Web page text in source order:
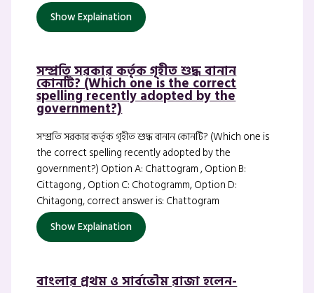
Show Explaination
সম্প্রতি সরকার কর্তৃক গৃহীত শুদ্ধ বানান
কোনটি? (Which one is the correct
spelling recently adopted by the
government?)
সম্প্রতি সরকার কর্তৃক গৃহীত শুদ্ধ বানান কোনটি? (Which one is
the correct spelling recently adopted by the
government?) Option A: Chattogram , Option B:
Cittagong , Option C: Chotogramm, Option D:
Chitagong, correct answer is: Chattogram
Show Explaination
বাংলার প্রথম ও সার্বভৌম রাজা হলেন-